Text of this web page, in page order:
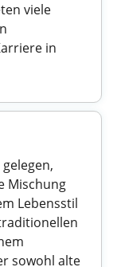
viele
in
Mischung
Lebensstil
sowohl alte